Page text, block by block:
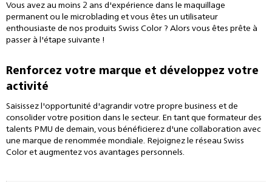
Vous avez au moins 2 ans d'expérience dans le maquillage
permanent ou le microblading et vous êtes un utilisateur
enthousiaste de nos produits Swiss Color ? Alors vous êtes prête à
passer à l'étape suivante !
Renforcez votre marque et développez votre
activité
Saisissez l'opportunité d'agrandir votre propre business et de
consolider votre position dans le secteur. En tant que formateur des
talents PMU de demain, vous bénéficierez d'une collaboration avec
une marque de renommée mondiale. Rejoignez le réseau Swiss
Color et augmentez vos avantages personnels.